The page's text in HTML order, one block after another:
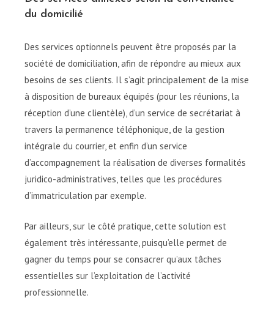
du domicilié
Des services optionnels peuvent être proposés par la
société de domiciliation, afin de répondre au mieux aux
besoins de ses clients. Il s’agit principalement de la mise
à disposition de bureaux équipés (pour les réunions, la
réception d’une clientèle), d’un service de secrétariat à
travers la permanence téléphonique, de la gestion
intégrale du courrier, et enfin d’un service
d’accompagnement la réalisation de diverses formalités
juridico-administratives, telles que les procédures
d’immatriculation par exemple.
Par ailleurs, sur le côté pratique, cette solution est
également très intéressante, puisqu’elle permet de
gagner du temps pour se consacrer qu’aux tâches
essentielles sur l’exploitation de l’activité
professionnelle.